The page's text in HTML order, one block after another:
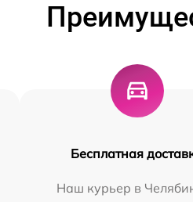
Бесплатная
Наш курьер в